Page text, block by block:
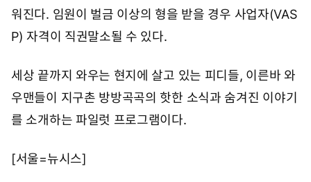
워진다. 임원이 벌금 이상의 형을 받을 경우 사업자(VAS
P) 자격이 직권말소될 수 있다.
세상 끝까지 와우는 현지에 살고 있는 피디들, 이른바 와
우맨들이 지구촌 방방곡곡의 핫한 소식과 숨겨진 이야기
를 소개하는 파일럿 프로그램이다.
[서울=뉴시스]